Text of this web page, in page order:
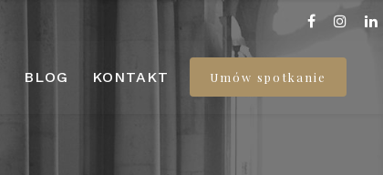
BLOG KONTAKT Umów spotkanie